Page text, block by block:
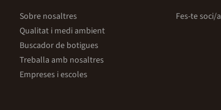
Sobre nosaltres
Qualitat i medi ambient
Buscador de botigues
Treballa amb nosaltres
Empreses i escoles
Fes-te soci/a